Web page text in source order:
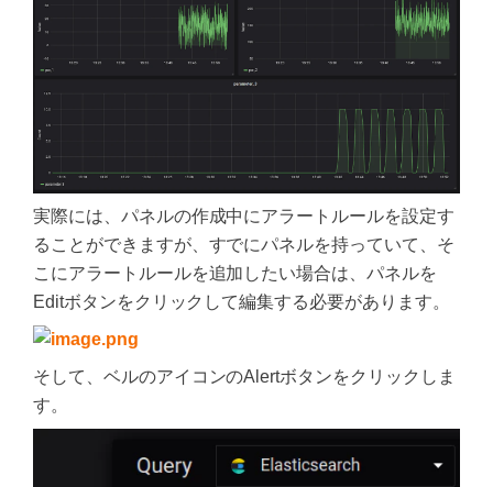
実際には、パネルの作成中にアラートルールを設定す
ることができますが、すでにパネルを持っていて、そ
こにアラートルールを追加したい場合は、パネルを
Editボタンをクリックして編集する必要があります。
そして、ベルのアイコンのAlertボタンをクリックしま
す。